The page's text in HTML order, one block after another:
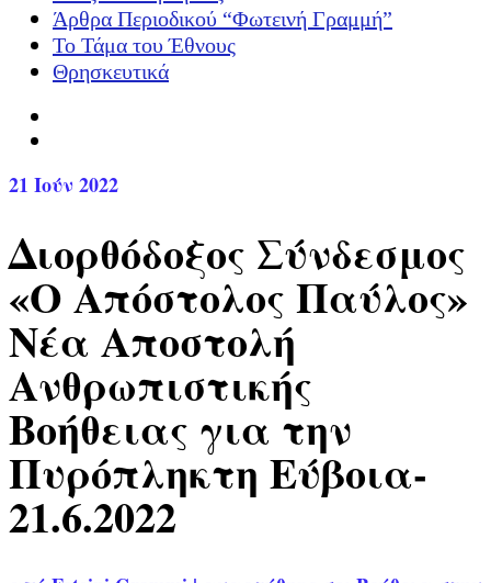
Άρθρα Περιοδικού “Φωτεινή Γραμμή”
Το Τάμα του Έθνους
Θρησκευτικά
21 Ιούν 2022
Διορθόδοξος Σύνδεσμος
«Ο Απόστολος Παύλος»
Νέα Αποστολή
Ανθρωπιστικής
Βοήθειας για την
Πυρόπληκτη Εύβοια-
21.6.2022